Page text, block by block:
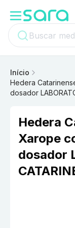
Início
Hedera
dosador
Hedera
Xarope
dosador